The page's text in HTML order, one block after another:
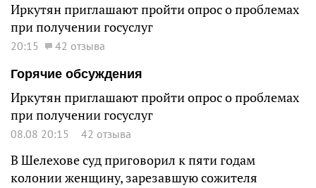
Иркутян приглашают пройти опрос о проблемах
при получении госуслуг
20:15
42 отзыва
Горячие обсуждения
Иркутян приглашают пройти опрос о проблемах
при получении госуслуг
08.08 20:15 42 отзыва
В Шелехове суд приговорил к пяти годам
колонии женщину, зарезавшую сожителя